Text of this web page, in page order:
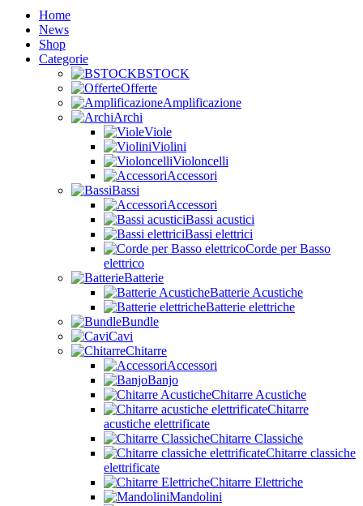
Home
News
Shop
Categorie
BSTOCK
Offerte
Amplificazione
Archi
Viole
Violini
Violoncelli
Accessori
Bassi
Accessori
Bassi acustici
Bassi elettrici
Corde per Basso
elettrico
Batterie
Batterie Acustiche
Batterie elettriche
Bundle
Cavi
Chitarre
Accessori
Banjo
Chitarre Acustiche
Chitarre
acustiche elettrificate
Chitarre Classiche
Chitarre classiche
elettrificate
Chitarre Elettriche
Mandolini